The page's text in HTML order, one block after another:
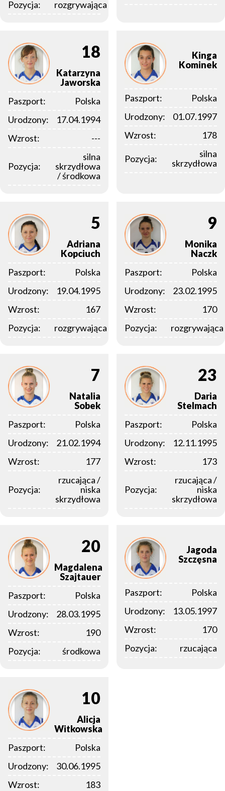
Pozycja: rozgrywająca
18
Katarzyna
Jaworska
Paszport:
Polska
Urodzony:
17.04.1994
Wzrost:
---
Pozycja:
silna
skrzydłowa
/ środkowa
Kinga
Kominek
Paszport:
Polska
Urodzony:
01.07.1997
Wzrost:
178
Pozycja:
silna
skrzydłowa
5
Adriana
Kopciuch
Paszport:
Polska
Urodzony:
19.04.1995
Wzrost:
167
Pozycja:
rozgrywająca
9
Monika
Naczk
Paszport:
Polska
Urodzony:
23.02.1995
Wzrost:
170
Pozycja:
rozgrywająca
7
Natalia
Sobek
Paszport:
Polska
Urodzony:
21.02.1994
Wzrost:
177
Pozycja:
rzucająca /
niska
skrzydłowa
23
Daria
Stelmach
Paszport:
Polska
Urodzony:
12.11.1995
Wzrost:
173
Pozycja:
rzucająca /
niska
skrzydłowa
20
Magdalena
Szajtauer
Paszport:
Polska
Urodzony:
28.03.1995
Wzrost:
190
Pozycja:
środkowa
Jagoda
Szczęsna
Paszport:
Polska
Urodzony:
13.05.1997
Wzrost:
170
Pozycja:
rzucająca
10
Alicja
Witkowska
Paszport:
Polska
Urodzony:
30.06.1995
Wzrost:
183